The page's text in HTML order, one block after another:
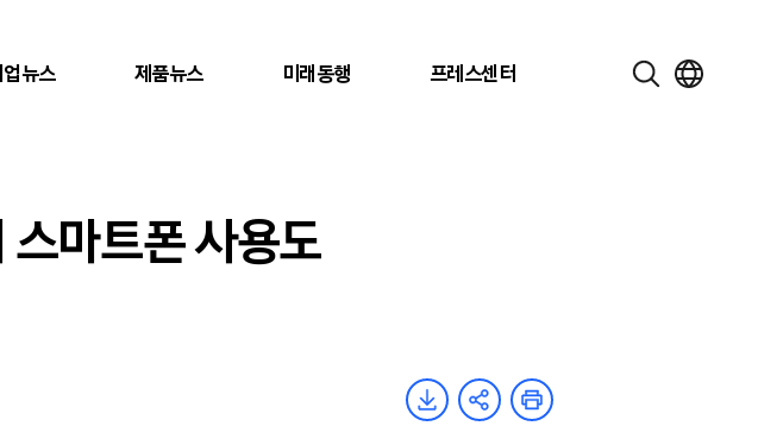
업뉴스 제품뉴스 미래동행 프레스센터
마트폰 사용도